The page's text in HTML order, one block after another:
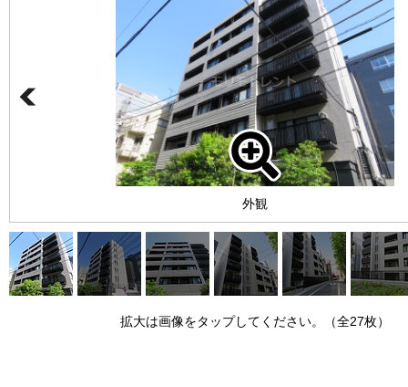
外観
拡大は画像をタップしてください。（全27枚）